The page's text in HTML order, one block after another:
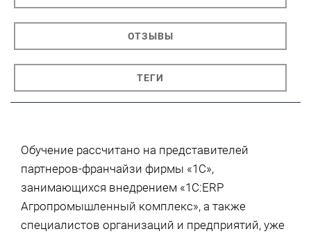
ОТЗЫВЫ
ТЕГИ
Обучение рассчитано на представителей
партнеров-франчайзи фирмы «1С»,
занимающихся внедрением «1С:ERP
Агропромышленный комплекс», а также
специалистов организаций и предприятий, уже